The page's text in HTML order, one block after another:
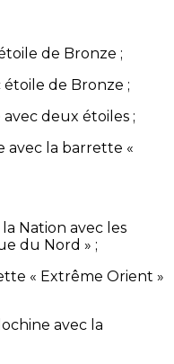
de Bronze ;
de Bronze ;
deux étoiles ;
avec la barrette «
Nation avec les
du Nord » ;
« Extrême Orient »
avec la